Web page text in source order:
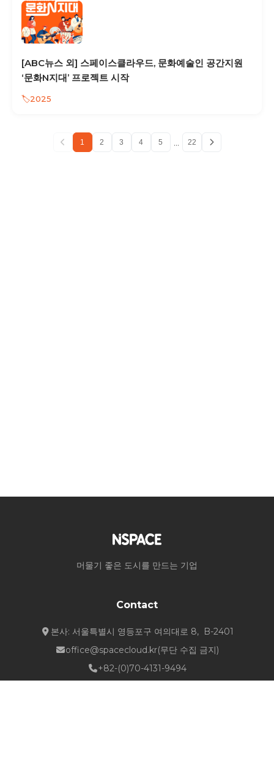
[ABC뉴스 외] 스페이스클라우드, 문화예술인 공간지원
‘문화N지대’ 프로젝트 시작
2025
1 2 3 4 5 ... 22
머물기 좋은 도시를 만드는 기업
Contact
본사: 서울특별시 영등포구 여의대로 8, B-2401
office@spacecloud.kr(무단 수집 금지)
+82-(0)70-4131-9494